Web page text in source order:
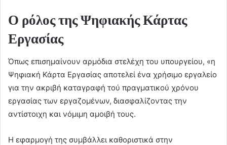
Ο ρόλος της Ψηφιακής Κάρτας
Εργασίας
Όπως επισημαίνουν αρμόδια στελέχη του υπουργείου, «η
Ψηφιακή Κάρτα Εργασίας αποτελεί ένα χρήσιμο εργαλείο
για την ακριβή καταγραφή τού πραγματικού χρόνου
εργασίας των εργαζομένων, διασφαλίζοντας την
αντίστοιχη και νόμιμη αμοιβή τους.
Η εφαρμογή της συμβάλλει καθοριστικά στην